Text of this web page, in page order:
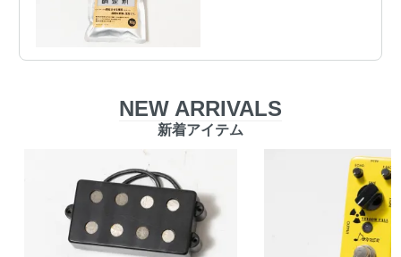
NEW ARRIVALS
新着アイテム